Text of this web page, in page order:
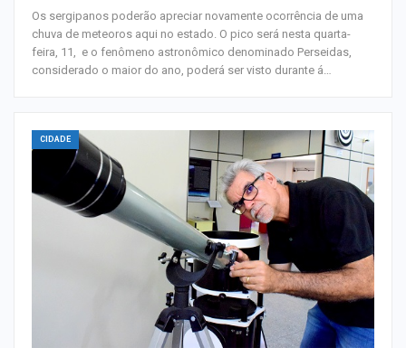
Os sergipanos poderão apreciar novamente ocorrência de uma
chuva de meteoros aqui no estado. O pico será nesta quarta-
feira, 11, e o fenômeno astronômico denominado Perseidas,
considerado o maior do ano, poderá ser visto durante á…
CIDADE